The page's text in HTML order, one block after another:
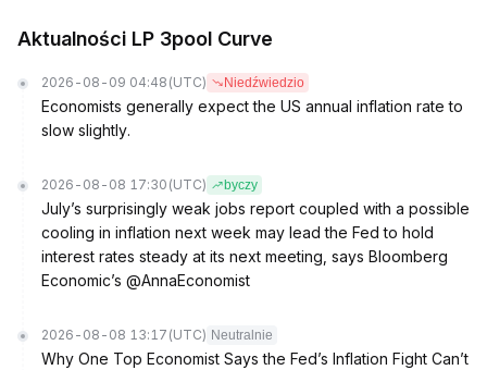
Aktualności LP 3pool Curve
2026-08-09 04:48 (UTC) Niedźwiedzio
Economists generally expect the US annual inflation rate to
slow slightly.
2026-08-08 17:30 (UTC) byczy
July’s surprisingly weak jobs report coupled with a possible
cooling in inflation next week may lead the Fed to hold
interest rates steady at its next meeting, says Bloomberg
Economic’s @AnnaEconomist
2026-08-08 13:17 (UTC) Neutralnie
Why One Top Economist Says the Fed’s Inflation Fight Can’t